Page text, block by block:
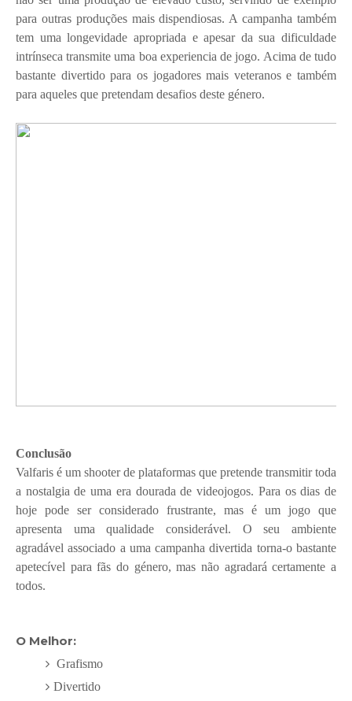
para outras produções mais dispendiosas. A campanha também
tem uma longevidade apropriada e apesar da sua dificuldade
intrínseca transmite uma boa experiencia de jogo. Acima de tudo
bastante divertido para os jogadores mais veteranos e também
para aqueles que pretendam desafios deste género.
Conclusão
Valfaris é um shooter de plataformas que pretende transmitir toda
a nostalgia de uma era dourada de videojogos. Para os dias de
hoje pode ser considerado frustrante, mas é um jogo que
apresenta uma qualidade considerável. O seu ambiente
agradável associado a uma campanha divertida torna-o bastante
apetecível para fãs do género, mas não agradará certamente a
todos.
O Melhor:
Grafismo
Divertido